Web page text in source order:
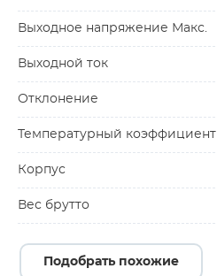
Выходное напряжение Макс.
Выходной ток
Отклонение
Температурный коэффициент
Корпус
Вес брутто
Подобрать похожие